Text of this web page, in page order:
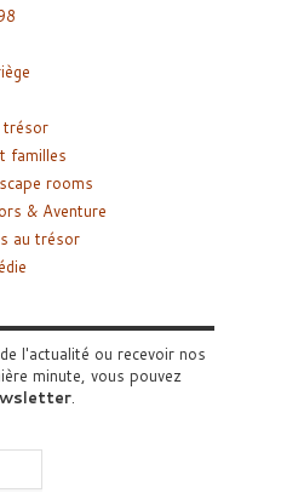
trésor
familles
rooms
& Aventure
au trésor
l'actualité ou recevoir nos
minute, vous pouvez
.